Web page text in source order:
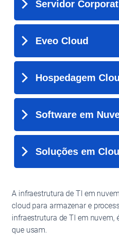
A infraestrutura de TI em
cloud para armazenar e
infraestrutura de TI em
que usam.